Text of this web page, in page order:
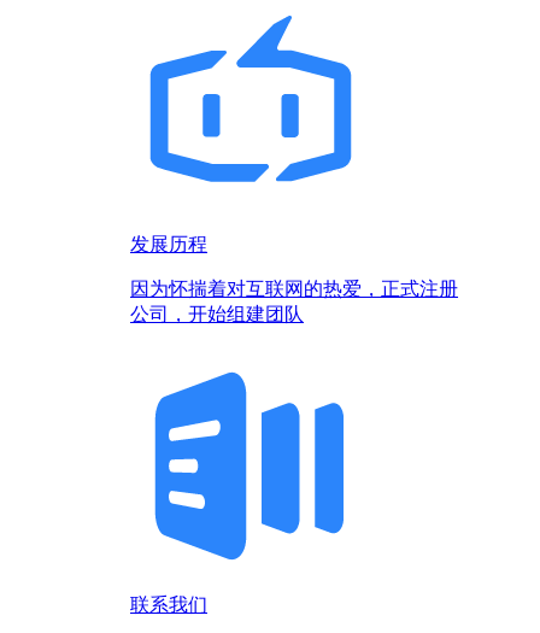
发展历程
因为怀揣着对互联网的热爱，正式注册
公司，开始组建团队
联系我们